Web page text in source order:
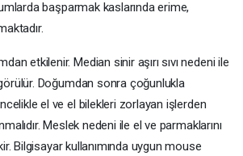
başparmak kaslarında erime,
etkilenir. Median sinir aşırı sıvı nedeni ile
Doğumdan sonra çoğunlukla
el ve el bilekleri zorlayan işlerden
Meslek nedeni ile el ve parmaklarını
Bilgisayar kullanımında uygun mouse